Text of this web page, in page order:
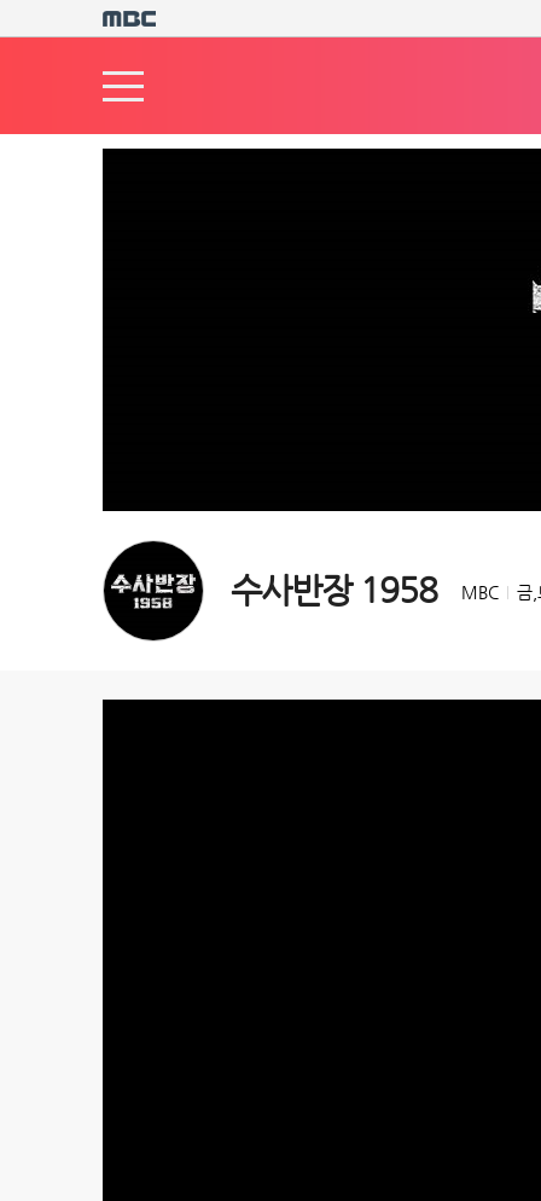
수사반장 1958 MBC 금